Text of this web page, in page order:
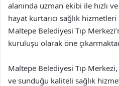
alanında uzman ekibi ile hızlı
hayat kurtarıcı sağlık
Maltepe Belediyesi Tıp
kuruluşu olarak öne
Maltepe Belediyesi Tıp Merkezi,
ve sunduğu kaliteli sağlık